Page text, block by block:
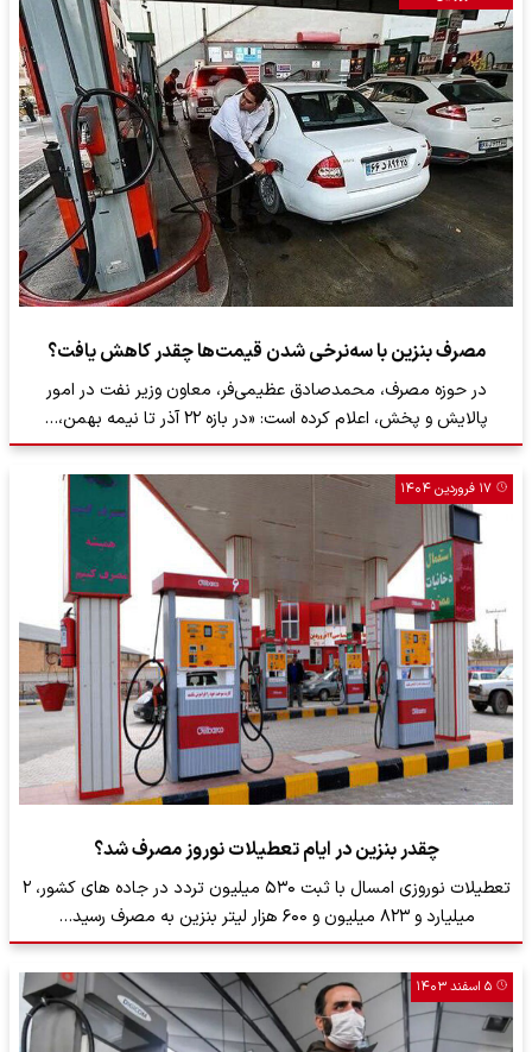
مصرف بنزین با سه‌نرخی‌ شدن قیمت‌ها چقدر کاهش یافت؟
در حوزه مصرف، محمدصادق عظیمی‌فر، معاون وزیر نفت در امور
پالایش و پخش، اعلام کرده است: «در بازه ۲۲ آذر تا نیمه بهمن،…
۱۷ فروردین ۱۴۰۴
چقدر بنزین در ایام تعطیلات نوروز مصرف شد؟
تعطیلات نوروزی امسال با ثبت ۵۳۰ میلیون تردد در جاده های کشور، ۲
میلیارد و ۸۲۳ میلیون و ۶۰۰ هزار لیتر بنزین به مصرف رسید…
۵ اسفند ۱۴۰۳